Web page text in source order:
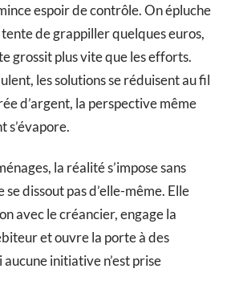
espoir de contrôle. On épluche
de grappiller quelques euros,
grossit plus vite que les efforts.
les solutions se réduisent au fil
d’argent, la perspective même
s’évapore.
la réalité s’impose sans
dissout pas d’elle-même. Elle
avec le créancier, engage la
et ouvre la porte à des
initiative n’est prise